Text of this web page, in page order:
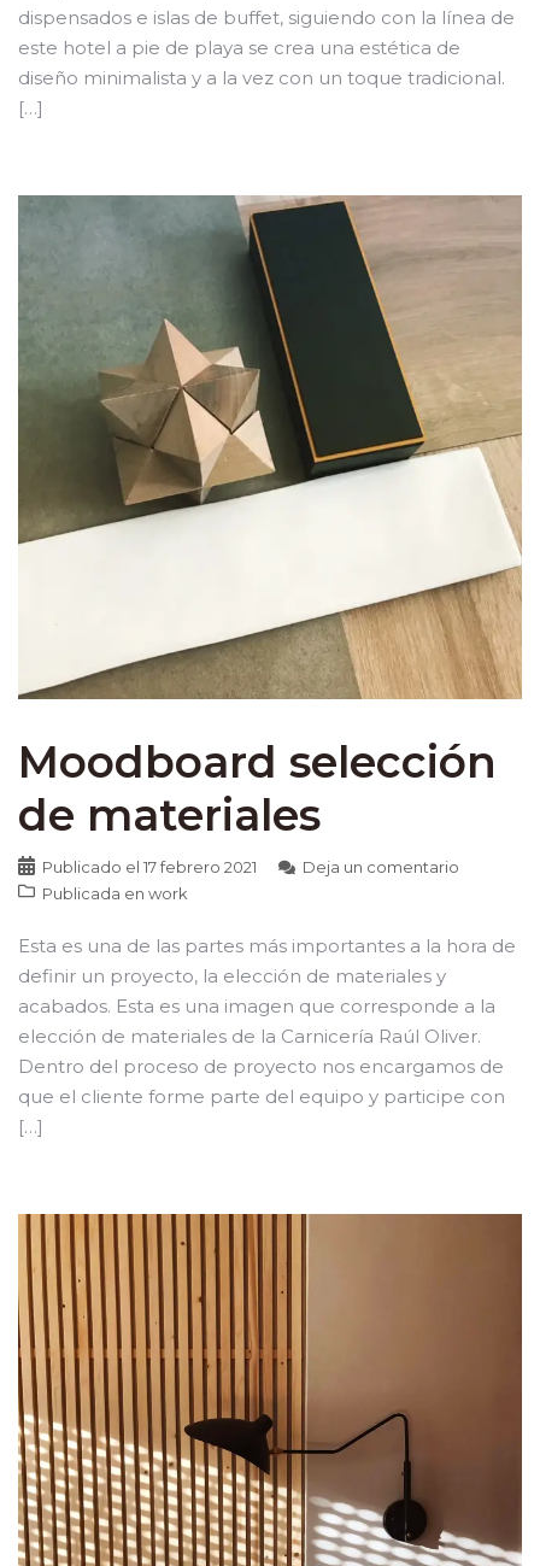
dispensados e islas de buffet, siguiendo con la línea de
este hotel a pie de playa se crea una estética de
diseño minimalista y a la vez con un toque tradicional.
[…]
Moodboard selección
de materiales
Publicado el 17 febrero 2021
Deja un comentario
Publicada en work
Esta es una de las partes más importantes a la hora de
definir un proyecto, la elección de materiales y
acabados. Esta es una imagen que corresponde a la
elección de materiales de la Carnicería Raúl Oliver.
Dentro del proceso de proyecto nos encargamos de
que el cliente forme parte del equipo y participe con
[…]